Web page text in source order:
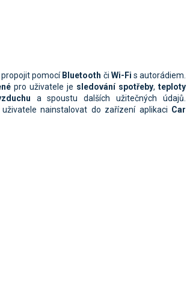
pomocí Bluetooth či Wi-Fi s autorádiem.
pro uživatele je sledování spotřeby,teploty
a spoustu dalších užitečných údajů.
nainstalovat do zařízení aplikaci Car